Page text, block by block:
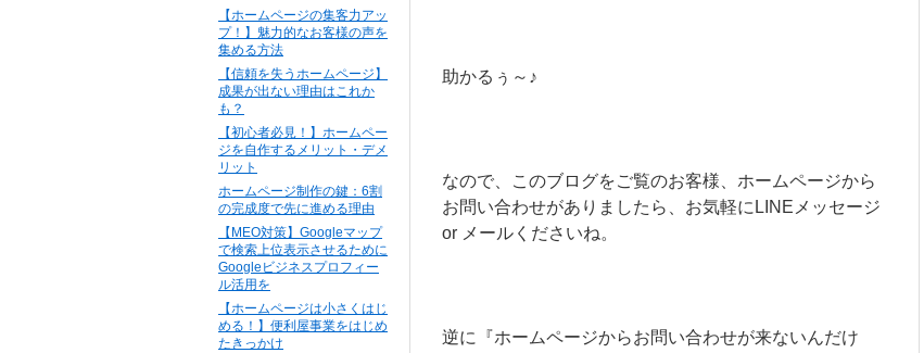
助かるぅ～♪
なので、このブログをご覧のお客様、ホームページから
お問い合わせがありましたら、お気軽にLINEメッセージ
or メールくださいね。
逆に『ホームページからお問い合わせが来ないんだけ
【ホームページの集客力アッ
プ！】魅力的なお客様の声を
集める方法
【信頼を失うホームページ】
成果が出ない理由はこれか
も？
【初心者必見！】ホームペー
ジを自作するメリット・デメ
リット
ホームページ制作の鍵：6割
の完成度で先に進める理由
【MEO対策】Googleマップ
で検索上位表示させるために
Googleビジネスプロフィー
ル活用を
【ホームページは小さくはじ
める！】便利屋事業をはじめ
たきっかけ